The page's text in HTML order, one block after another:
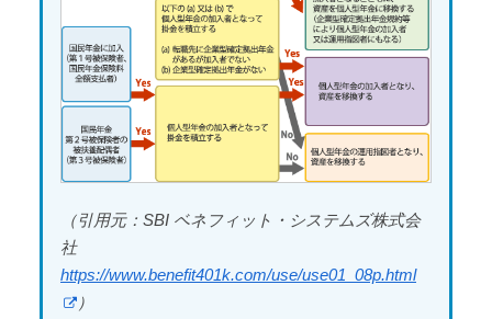
（引用元：SBI ベネフィット・システムズ株式会
社
https://www.benefit401k.com/use/use01_08p.html
）